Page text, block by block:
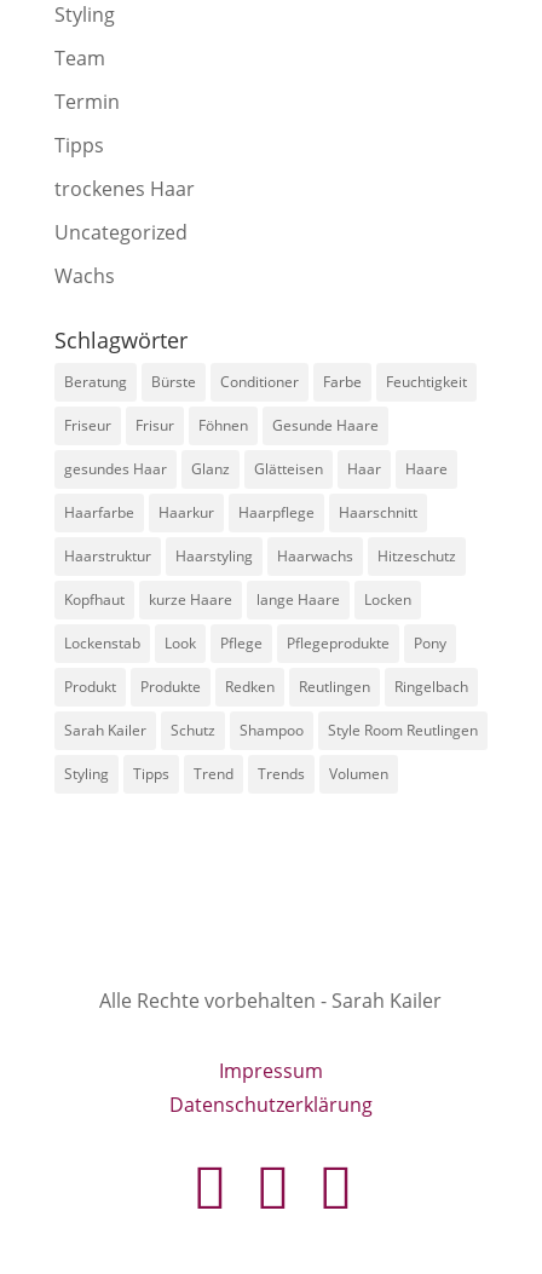
Styling
Team
Termin
Tipps
trockenes Haar
Uncategorized
Wachs
Schlagwörter
Beratung Bürste Conditioner Farbe Feuchtigkeit
Friseur Frisur Föhnen Gesunde Haare
gesundes Haar Glanz Glätteisen Haar Haare
Haarfarbe Haarkur Haarpflege Haarschnitt
Haarstruktur Haarstyling Haarwachs Hitzeschutz
Kopfhaut kurze Haare lange Haare Locken
Lockenstab Look Pflege Pflegeprodukte Pony
Produkt Produkte Redken Reutlingen Ringelbach
Sarah Kailer Schutz Shampoo Style Room Reutlingen
Styling Tipps Trend Trends Volumen
Alle Rechte vorbehalten - Sarah Kailer
Impressum
Datenschutzerklärung